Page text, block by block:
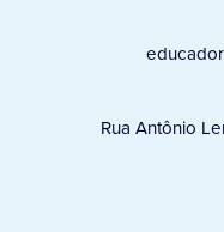
Rua Antônio